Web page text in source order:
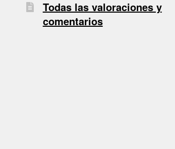
Todas las valoraciones y
comentarios